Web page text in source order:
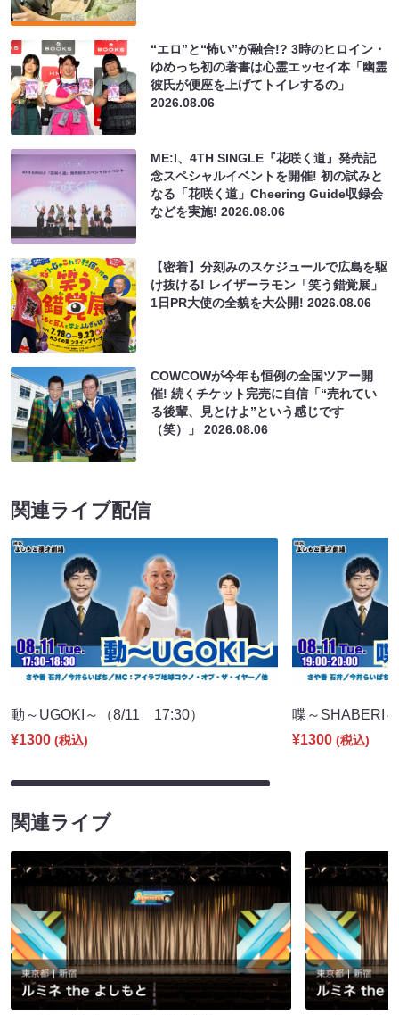
“エロ”と“怖い”が融合!? 3時のヒロイン・
ゆめっち初の著書は心霊エッセイ本「幽霊
彼氏が便座を上げてトイレするの」
2026.08.06
ME:I、4TH SINGLE『花咲く道』発売記
念スペシャルイベントを開催! 初の試みと
なる「花咲く道」Cheering Guide収録会
などを実施!2026.08.06
【密着】分刻みのスケジュールで広島を駆
け抜ける! レイザーラモン「笑う錯覚展」
1日PR大使の全貌を大公開!2026.08.06
COWCOWが今年も恒例の全国ツアー開
催! 続くチケット完売に自信「“売れてい
る後輩、見とけよ”という感じです
（笑）」2026.08.06
関連ライブ配信
動～UGOKI～（8/11 17:30）
¥1300 (税込)
喋～SHABERI
¥1300 (税込)
関連ライブ